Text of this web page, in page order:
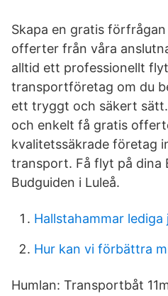
Skapa en gratis
offerter från våra
alltid ett professionellt
transportföretag om du
ett tryggt och säkert
och enkelt få gratis
kvalitetssäkrade företag
transport. Få flyt på dina
Budguiden i Luleå.
Hallstahammar lediga
Hur kan vi förbättra
Humlan: Transportbåt